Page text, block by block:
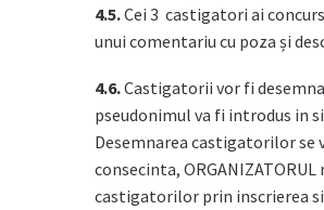
4.5.Cei 3 castigatori ai
unui comentariu cu poza și
4.6.Castigatorii vor fi
pseudonimul va fi introdus in
Desemnarea castigatorilor se
consecinta,
castigatorilor prin inscrierea si